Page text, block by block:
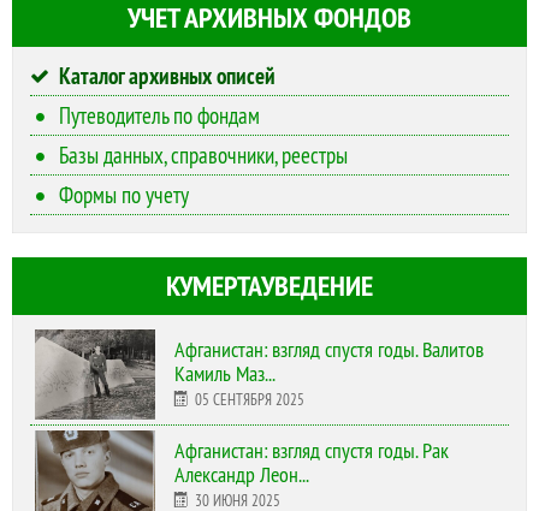
УЧЕТ АРХИВНЫХ ФОНДОВ
Каталог архивных описей
Путеводитель по фондам
Базы данных, справочники, реестры
Формы по учету
КУМЕРТАУВЕДЕНИЕ
Афганистан: взгляд спустя годы. Валитов
Камиль Маз...
05 СЕНТЯБРЯ 2025
Афганистан: взгляд спустя годы. Рак
Александр Леон...
30 ИЮНЯ 2025